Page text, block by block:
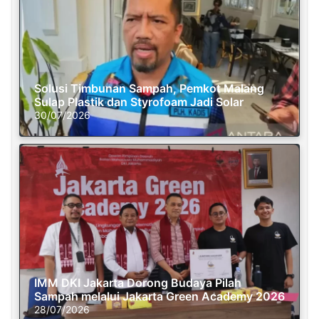
Solusi Timbunan Sampah, Pemkot Malang
Sulap Plastik dan Styrofoam Jadi Solar
30/07/2026
IMM DKI Jakarta Dorong Budaya Pilah
Sampah melalui Jakarta Green Academy 2026
28/07/2026